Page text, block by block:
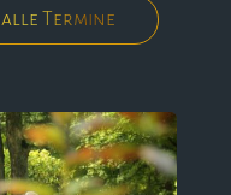
alle Termine